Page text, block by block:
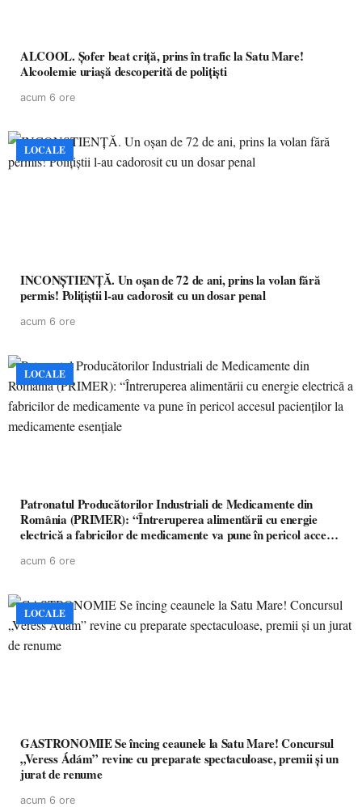
ALCOOL. Șofer beat criță, prins în trafic la Satu Mare!
Alcoolemie uriașă descoperită de polițiști
acum 6 ore
LOCALE
INCONȘTIENȚĂ. Un oșan de 72 de ani, prins la volan fără
permis! Polițiștii l-au cadorosit cu un dosar penal
acum 6 ore
LOCALE
Patronatul Producătorilor Industriali de Medicamente din
România (PRIMER): “Întreruperea alimentării cu energie
electrică a fabricilor de medicamente va pune în pericol accesul
acum 6 ore
LOCALE
GASTRONOMIE Se încing ceaunele la Satu Mare! Concursul
„Veress Ádám” revine cu preparate spectaculoase, premii și un
jurat de renume
acum 6 ore